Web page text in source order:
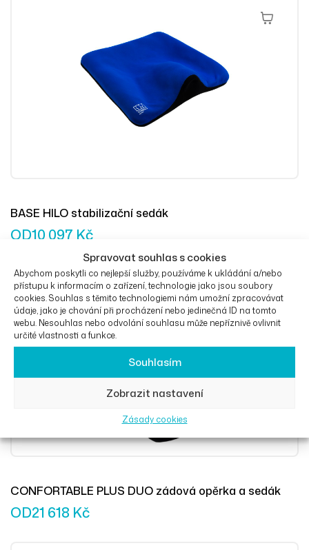
Spravovat souhlas s cookies
Abychom poskytli co nejlepší služby, používáme k ukládání a/nebo
přístupu k informacím o zařízení, technologie jako jsou soubory
cookies. Souhlas s těmito technologiemi nám umožní zpracovávat
údaje, jako je chování při procházení nebo jedinečná ID na tomto
webu. Nesouhlas nebo odvolání souhlasu může nepříznivě ovlivnit
určité vlastnosti a funkce.
Souhlasím
Zobrazit nastavení
Zásady cookies
Výběr
BASE HILO stabilizační sedák
OD10 097 Kč
Výběr
CONFORTABLE PLUS DUO zádová opěrka a sedák
OD21 618 Kč